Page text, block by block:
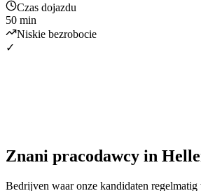
Czas dojazdu
50 min
Niskie bezrobocie
✓
Znani pracodawcy in
Bedrijven waar onze kandidaten regelmatig